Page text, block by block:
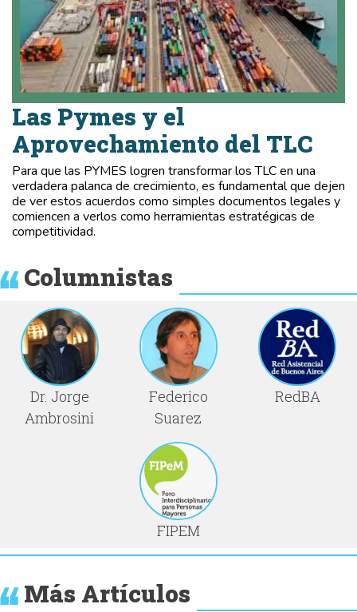
Las Pymes y el
Aprovechamiento del TLC
Para que las PYMES logren transformar los TLC en una
verdadera palanca de crecimiento, es fundamental que dejen
de ver estos acuerdos como simples documentos legales y
comiencen a verlos como herramientas estratégicas de
competitividad.
Columnistas
Dr. Jorge
Ambrosini
Federico
Suarez
RedBA
FIPEM
Más Artículos